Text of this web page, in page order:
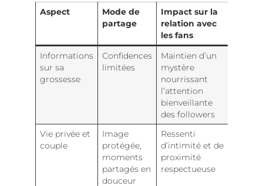
Aspect
Mode de
partage
Impact sur la
relation avec
les fans
Informations
sur sa
grossesse
Confidences
limitées
Maintien d’un
mystère
nourrissant
l’attention
bienveillante
des followers
Vie privée et
couple
Image
protégée,
moments
partagés en
douceur
Ressenti
d’intimité et de
proximité
respectueuse